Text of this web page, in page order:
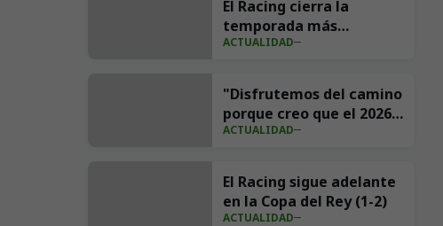
El Racing cierra la
temporada más
importante de su
millones de impresiones
ACTUALIDAD
"Disfrutemos del camino
porque creo que el 2026
va a ser nuestro año"
ACTUALIDAD
El Racing sigue adelante
en la Copa del Rey (1-2)
ACTUALIDAD